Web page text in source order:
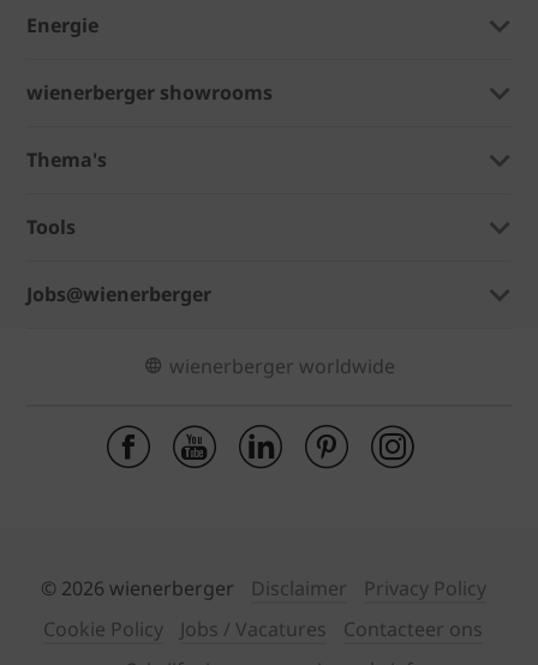
Energie
wienerberger showrooms
Thema's
Tools
Jobs@wienerberger
wienerberger worldwide
© 2026 wienerberger Disclaimer
Privacy Policy
Cookie Policy
Jobs / Vacatures
Contacteer ons